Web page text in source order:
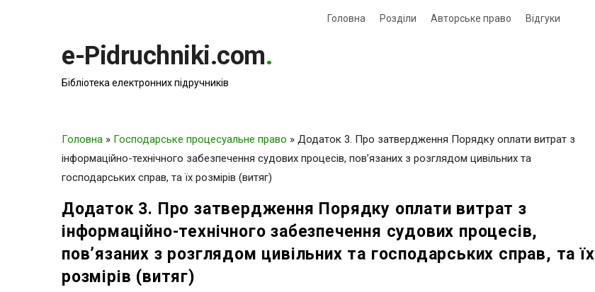
Головна Розділи Авторське право Відгуки
e-Pidruchniki.com.
Бібліотека електронних підручників
Головна » Господарське процесуальне право » Додаток 3. Про затвердження Порядку оплати витрат з
інформаційно-технічного забезпечення судових процесів, пов’язаних з розглядом цивільних та
господарських справ, та їх розмірів (витяг)
Додаток 3. Про затвердження Порядку оплати витрат з
інформаційно-технічного забезпечення судових процесів,
пов’язаних з розглядом цивільних та господарських справ, та їх
розмірів (витяг)